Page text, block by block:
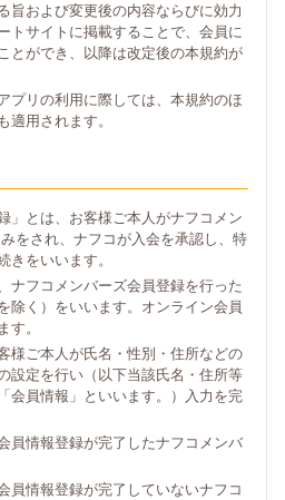
旨および変更後の内容ならびに効力
トサイトに掲載することで、会員に
とができ、以降は改定後の本規約が
プリの利用に際しては、本規約のほ
適用されます。
」とは、お客様ご本人がナフコメン
をされ、ナフコが入会を承認し、特
きをいいます。
ナフコメンバーズ会員登録を行った
除く）をいいます。オンライン会員
す。
様ご本人が氏名・性別・住所などの
設定を行い（以下当該氏名・住所等
会員情報」といいます。）入力を完
員情報登録が完了したナフコメンバ
員情報登録が完了していないナフコ